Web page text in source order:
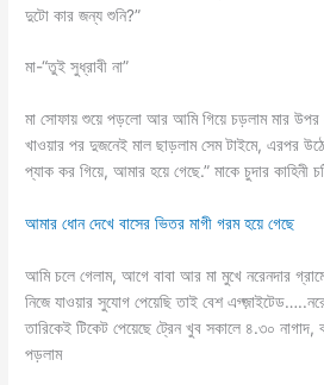
দুটো কার জন্য শুনি?”
মা-“তুই সুধ্রাবী না”
মা সোফায় শুয়ে পড়লো আর আমি গিয়ে চড়লাম মার
খাওয়ার পর দুজনেই মাল ছাড়লাম সেম টাইমে, এরপর
প্যাক কর গিয়ে, আমার হয়ে গেছে.” মাকে চুদার কাহিনী
আমার ধোন দেখে বাসের ভিতর মাগী গরম হয়ে গেছে
আমি চলে গেলাম, আগে বাবা আর মা মুখে নরেনদার
নিজে যাওয়ার সুযোগ পেয়েছি তাই বেশ
তারিকেই টিকেট পেয়েছে ট্রেন খুব সকালে ৪.৩০
পড়লাম